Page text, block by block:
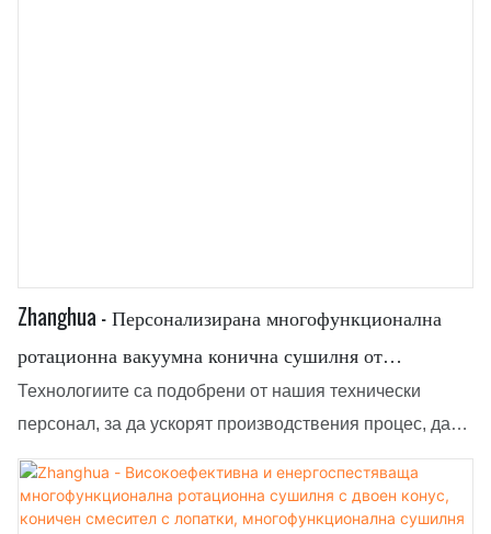
Zhanghua - Персонализирана многофункционална
ротационна вакуумна конична сушилня от
неръждаема стомана 316L, многофункционална
сушилня с остриета
Технологиите са подобрени от нашия технически
персонал, за да ускорят производствения процес, да
намалят разходите и да повишат стойността на
продукта. Въз основа на тези предимства,
персонализираната многофункционална ротационна